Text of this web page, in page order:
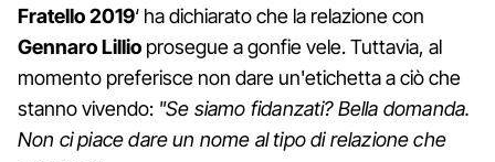
Fratello 2019‘ ha dichiarato che la relazione con
Gennaro Lillio prosegue a gonfie vele. Tuttavia, al
momento preferisce non dare un'etichetta a ciò che
stanno vivendo: "Se siamo fidanzati? Bella domanda.
Non ci piace dare un nome al tipo di relazione che